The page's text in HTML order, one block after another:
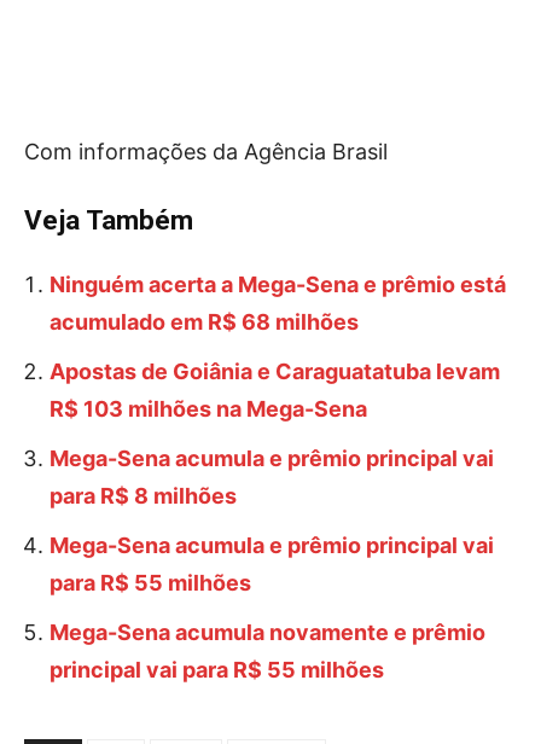
Com informações da Agência Brasil
Veja Também
Ninguém acerta a Mega-Sena e prêmio está
acumulado em R$ 68 milhões
Apostas de Goiânia e Caraguatatuba levam
R$ 103 milhões na Mega-Sena
Mega-Sena acumula e prêmio principal vai
para R$ 8 milhões
Mega-Sena acumula e prêmio principal vai
para R$ 55 milhões
Mega-Sena acumula novamente e prêmio
principal vai para R$ 55 milhões